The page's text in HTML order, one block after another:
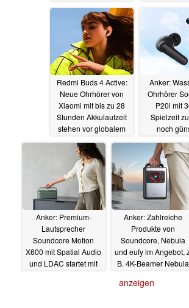
Redmi Buds 4 Active:
Neue Ohrhörer von
Xiaomi mit bis zu 28
Stunden Akkulaufzeit
stehen vor globalem
Launch01.06.2023
Anker:
Ohrhörer
P20i mit
Spielzeit
noch
Anker: Premium-
Lautsprecher
Soundcore Motion
X600 mit Spatial Audio
und LDAC startet mit
Anker: Zahlreiche
Produkte von
Soundcore, Nebula
und eufy im Angebot,
B. 4K-Beamer Nebula
06.02.2023
anzeigen